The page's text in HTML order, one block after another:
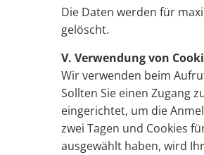
Die Daten werden für
gelöscht.
V. Verwendung von
Wir verwenden beim
Sollten Sie einen Zugang
eingerichtet, um die
zwei Tagen und Cookies
ausgewählt haben, wird